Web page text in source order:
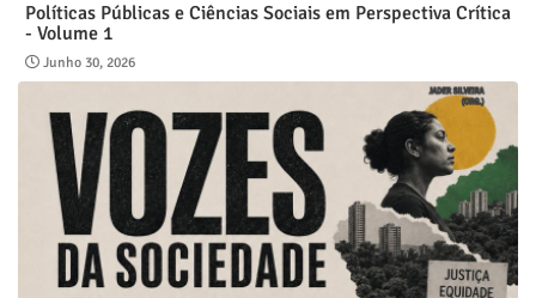
Políticas Públicas e Ciências Sociais em Perspectiva Crítica
- Volume 1
Junho 30, 2026